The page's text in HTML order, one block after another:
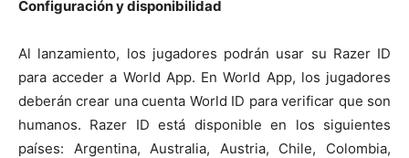
Configuración y disponibilidad
Al lanzamiento, los jugadores podrán usar su Razer ID
para acceder a World App. En World App, los jugadores
deberán crear una cuenta World ID para verificar que son
humanos. Razer ID está disponible en los siguientes
países: Argentina, Australia, Austria, Chile, Colombia,